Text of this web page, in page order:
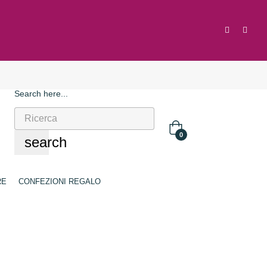
Search here...
search 0
CONFEZIONI REGALO